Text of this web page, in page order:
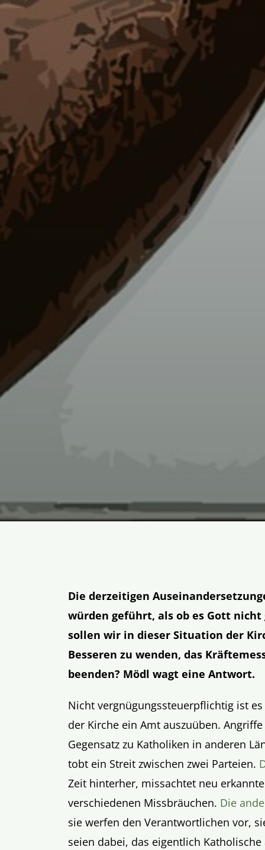
Die derzeitigen
würden geführt, als ob es Gott nicht
sollen wir in dieser Situation der
Besseren zu wenden, das
beenden? Mödl wagt eine Antwort.
Nicht vergnügungssteuerpflichtig ist
der Kirche ein Amt auszuüben.
Gegensatz zu Katholiken in anderen
tobt ein Streit zwischen zwei Parteien.
Zeit hinterher, missachtet neu
verschiedenen Missbräuchen. Die
sie werfen den Verantwortlichen vor,
seien dabei, das eigentlich